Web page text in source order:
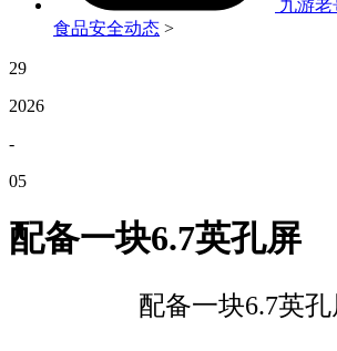
九游老
食品安全动态 >
29
2026
-
05
配备一块6.7英孔屏
配备一块6.7英孔